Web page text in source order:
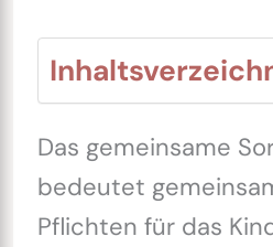
Das gemeinsame
bedeutet
Pflichten für das